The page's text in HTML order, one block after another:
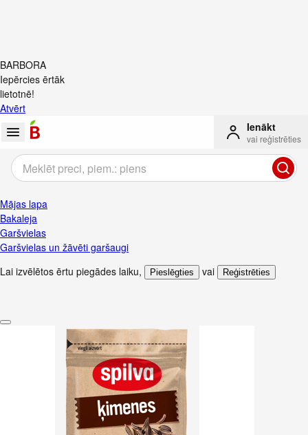
BARBORA
Iepērcies ērtāk
lietotnē!
Atvērt
Ienākt
vai reģistrēties
Mājas lapa
Bakaleja
Garšvielas
Garšvielas un žāvēti garšaugi
Lai izvēlētos ērtu piegādes laiku, Pieslēgties vai Reģistrēties